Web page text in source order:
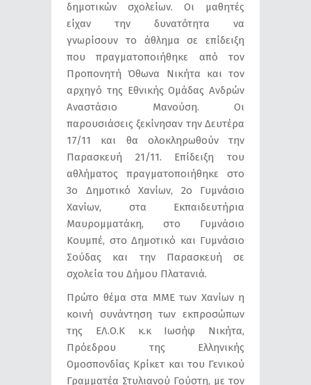
δημοτικών σχολείων. Οι μαθητές
είχαν την δυνατότητα να
γνωρίσουν το άθλημα σε επίδειξη
που πραγματοποιήθηκε από τον
Προπονητή Όθωνα Νικήτα και τον
αρχηγό της Εθνικής Ομάδας Ανδρών
Αναστάσιο Μανούση. Οι
παρουσιάσεις ξεκίνησαν την Δευτέρα
17/11 και θα ολοκληρωθούν την
Παρασκευή 21/11. Επίδειξη του
αθλήματος πραγματοποιήθηκε στο
3ο Δημοτικό Χανίων, 2ο Γυμνάσιο
Χανίων, στα Εκπαιδευτήρια
Μαυρομματάκη, στο Γυμνάσιο
Κουμπέ, στο Δημοτικό και Γυμνάσιο
Σούδας και την Παρασκευή σε
σχολεία του Δήμου Πλατανιά.
Πρώτο θέμα στα ΜΜΕ των Χανίων η
κοινή συνάντηση των εκπροσώπων
της ΕΛ.Ο.Κ κ.κ Ιωσήφ Νικήτα,
Πρόεδρου της Ελληνικής
Ομοσπονδίας Κρίκετ και του Γενικού
Γραμματέα Στυλιανού Γούστη, με τον